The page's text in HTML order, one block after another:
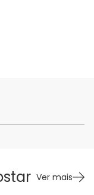
Ver mais